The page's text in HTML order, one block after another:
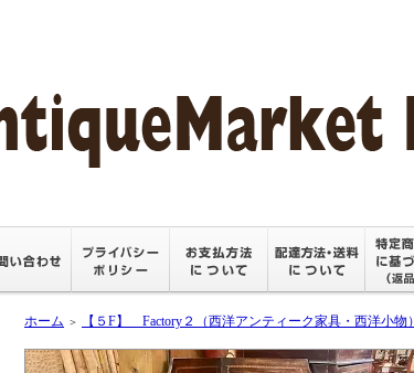
ホーム ＞ 【５F】 Factory２（西洋アンティーク家具・西洋小物）